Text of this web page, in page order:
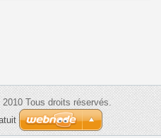
Tous droits réservés.